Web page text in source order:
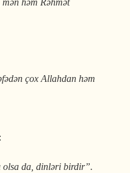
həm Rəhmət
çox Allahdan həm
olsa da, dinləri birdir”.